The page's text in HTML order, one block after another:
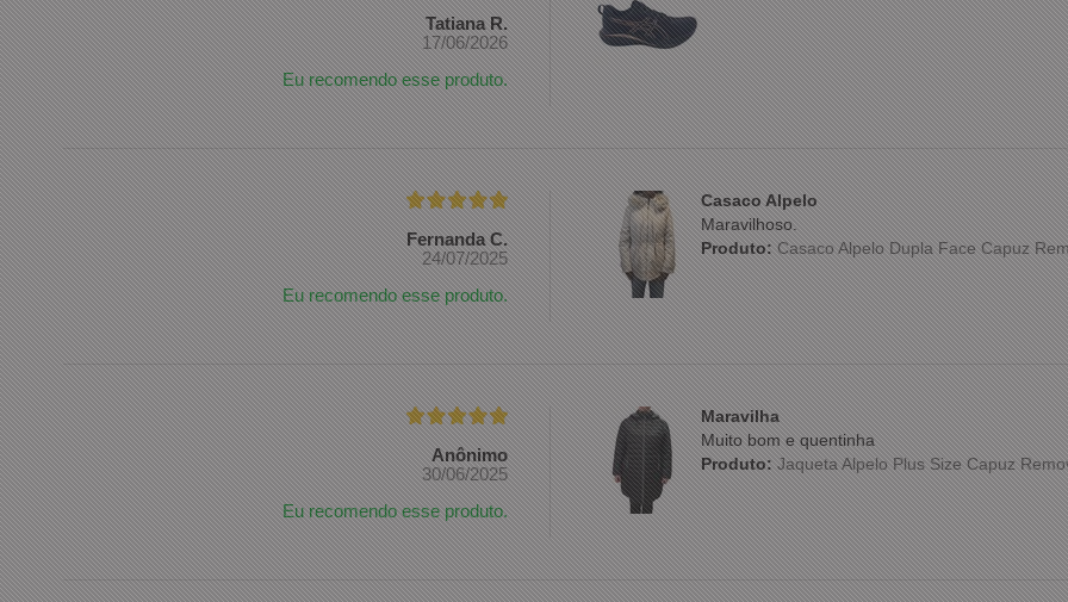
Tatiana R.
17/06/2026
Eu recomendo esse produto.
Fernanda C.
24/07/2025
Eu recomendo esse produto.
Casaco Alpelo
Maravilhoso.
Produto:Casaco Alpelo Dupla Face Capuz
Anônimo
30/06/2025
Eu recomendo esse produto.
Maravilha
Muito bom e quentinha
Produto:Jaqueta Alpelo Plus Size Capuz